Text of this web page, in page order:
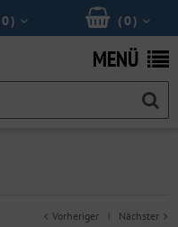
(0 )
0 )
MENÜ
Vorheriger | Nächster